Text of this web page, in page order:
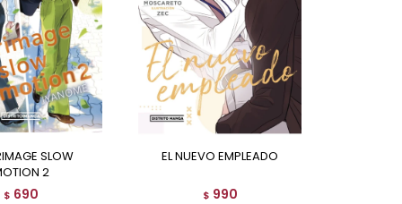
2
$ 690
EL NUEVO EMPLEADO
$ 990